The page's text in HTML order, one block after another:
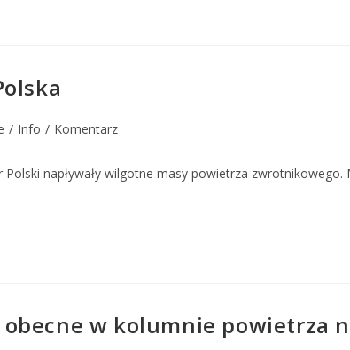
/ Info / Komentarz
napływały wilgotne masy powietrza
obecne w kolumnie powietrza